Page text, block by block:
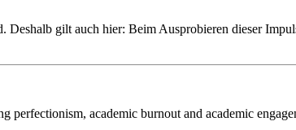
gilt auch hier: Beim Ausprobieren dieser
academic burnout and academic